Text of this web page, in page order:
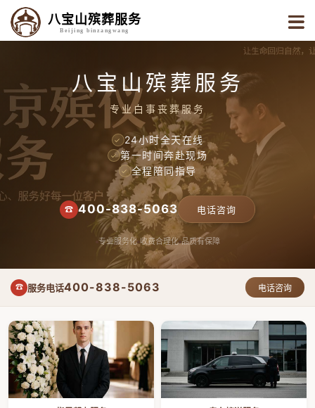
八宝山殡葬服务
Beijing binzangwang
八宝山殡葬服务
专业白事丧葬服务
✓ 24小时全天在线
✓ 第一时间奔赴现场
✓ 全程陪同指导
☎ 400-838-5063 电话咨询
专业服务化 收费合理化 品质有保障
☎ 服务电话400-838-5063 电话咨询